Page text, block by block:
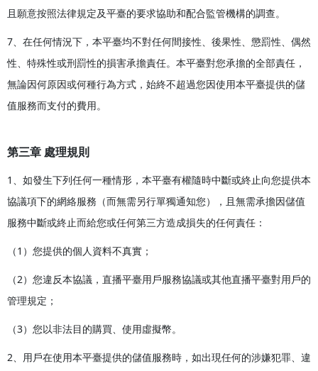
且願意按照法律規定及平臺的要求協助和配合監管機構的調查。
7、在任何情況下，本平臺均不對任何間接性、後果性、懲罰性、偶然
性、特殊性或刑罰性的損害承擔責任。本平臺對您承擔的全部責任，
無論因何原因或何種行為方式，始終不超過您因使用本平臺提供的儲
值服務而支付的費用。
第三章 處理規則
1、如發生下列任何一種情形，本平臺有權隨時中斷或終止向您提供本
協議項下的網絡服務（而無需另行單獨通知您），且無需承擔因儲值
服務中斷或終止而給您或任何第三方造成損失的任何責任：
（1）您提供的個人資料不真實；
（2）您違反本協議，直播平臺用戶服務協議或其他直播平臺對用戶的
管理規定；
（3）您以非法目的購買、使用虛擬幣。
2、用戶在使用本平臺提供的儲值服務時，如出現任何的涉嫌犯罪、違